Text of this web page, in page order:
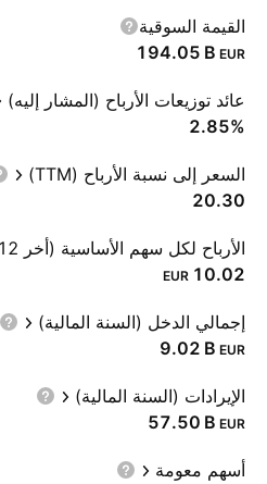
القيمة السوقية
‪194.05 B‬ EUR
عائد توزيعات الأرباح (المشار إليه)
2.85%
السعر إلى نسبة الأرباح (TTM)
20.30
الأرباح لكل سهم الأساسية (أخر 12 شهر)
10.02
EUR
إجمالي الدخل (السنة المالية)
‪9.02 B‬ EUR
الإيرادات (السنة المالية)
‪57.50 B‬ EUR
أسهم معومة